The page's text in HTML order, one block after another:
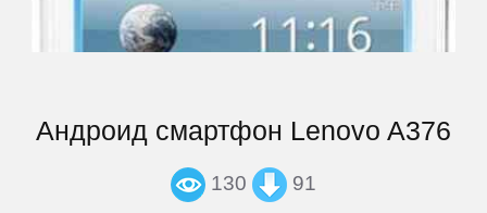
Андроид смартфон Lenovo A376
130 91
eSTAR
EXPERTS